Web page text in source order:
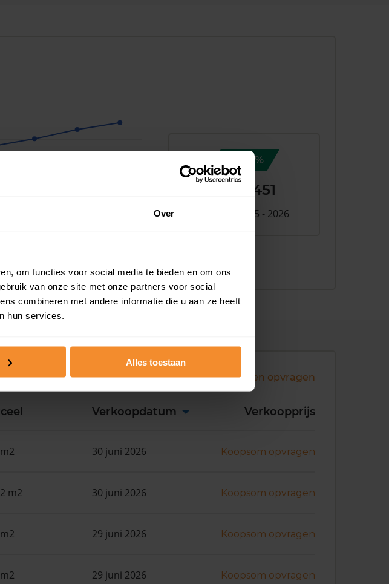
Over
om functies voor social media te bieden en om ons
van onze site met onze partners voor social
combineren met andere informatie die u aan ze heeft
hun services.
Alles toestaan
6,4%
+ €11.451
Verschil 2025 - 2026
Andere koopsommen opvragen
Verkoopdatum Verkoopprijs
30 juni 2026 Koopsom opvragen
m2 30 juni 2026 Koopsom opvragen
29 juni 2026 Koopsom opvragen
29 juni 2026 Koopsom opvragen